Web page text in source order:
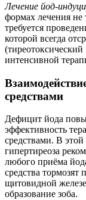
Лечение йод-
формах лечения
требуется
которой всегда
интенсивной
средствами
Дефицит йода
эффективность
средствами. В
гипертиреоза
любого приёма
средства тормозят
щитовидной
образование зоба.